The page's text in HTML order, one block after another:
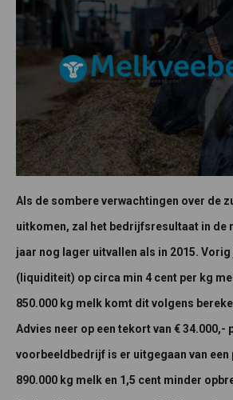
Als de sombere verwachtingen over de
uitkomen, zal het bedrijfsresultaat in de
jaar nog lager uitvallen als in 2015.
(liquiditeit) op circa min 4 cent per kg
850.000 kg melk komt dit volgens
Advies neer op een tekort van € 34.000,-
voorbeeldbedrijf is er uitgegaan van een
890.000 kg melk en 1,5 cent minder